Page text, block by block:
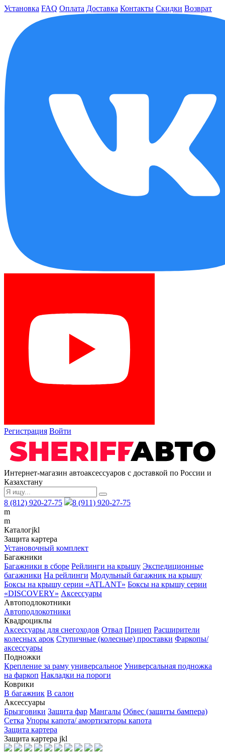
Установка FAQ Оплата Доставка Контакты Скидки Возврат
Регистрация Войти
Интернет-магазин автоаксессуаров с доставкой по России и
Казахстану
8 (812) 920-27-75
8 (911) 920-27-75
m
m
Каталогjkl
Защита картера
Установочный комплект
Багажники
Багажники в сборе Рейлинги на крышу Экспедиционные
багажники На рейлинги Модульный багажник на крышу
Боксы на крышу серии «ATLANT» Боксы на крышу серии
«DISCOVERY» Аксессуары
Автоподлокотники
Автоподлокотники
Квадроциклы
Аксессуары для снегоходов Отвал Прицеп Расширители
колесных арок Ступичные (колесные) проставки Фаркопы/
аксессуары
Подножки
Крепление за раму универсальное Универсальная подножка
на фаркоп Накладки на пороги
Коврики
В багажник В салон
Аксессуары
Брызговики Защита фар Мангалы Обвес (защиты бампера)
Сетка Упоры капота/ амортизаторы капота
Защита картера
Защита картера jkl